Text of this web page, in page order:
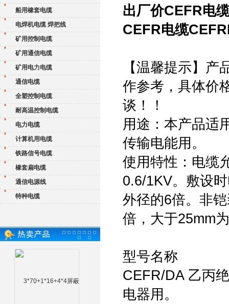
船用橡套电缆
电焊机电缆 焊把线
矿用控制电缆
矿用通信电缆
矿用电力电缆
通信电缆
全塑控制电缆
耐高温控制电缆
电力电缆
计算机用电缆
铁路信号电缆
橡套扁电缆
通信电源线
特种电缆
出厂价CEFR电
CEFR电缆
【温馨提示】
作参考，具体价
谈！！
用途：本产品适
传输电能用。
使用特性：电缆
0.6/1KV。敷设
外径的6倍。非
倍，大于25mm
型号名称
CEFR/DA 乙丙
电器用。